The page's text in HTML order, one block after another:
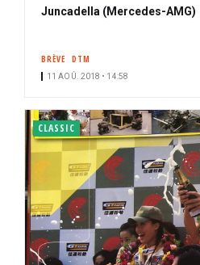
Juncadella (Mercedes-AMG)
BRÈVE DTM
11 AOÛ. 2018 • 14:58
CLASSIC